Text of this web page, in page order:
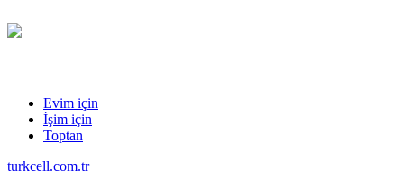
Evim için
İşim için
Toptan
turkcell.com.tr